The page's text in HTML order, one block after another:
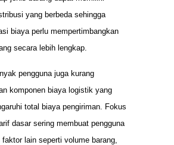
yang berbeda sehingga
biaya perlu mempertimbangkan
secara lebih lengkap.
pengguna juga kurang
komponen biaya logistik yang
total biaya pengiriman. Fokus
dasar sering membuat pengguna
lain seperti volume barang,